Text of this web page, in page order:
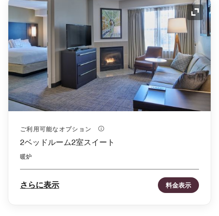
アイ
ご利用可能なオプション
2ベッドルーム2室スイート
暖炉
さらに表示 料金表示